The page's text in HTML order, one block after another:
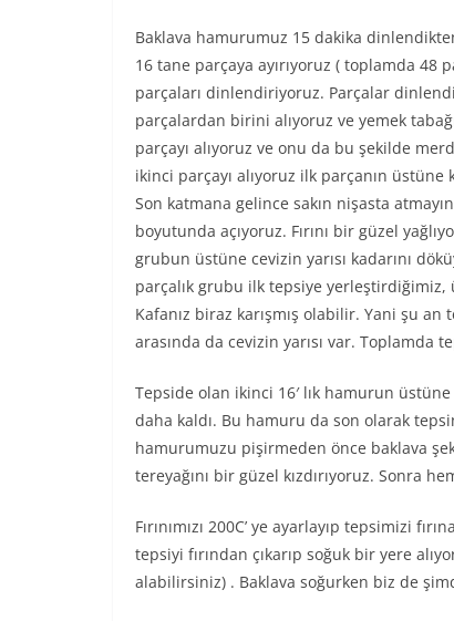
Baklava hamurumuz 15 dakika
16 tane parçaya ayırıyoruz ( toplamda
parçaları dinlendiriyoruz. Parçalar
parçalardan birini alıyoruz ve yemek
parçayı alıyoruz ve onu da bu şekilde
ikinci parçayı alıyoruz ilk parçanın
Son katmana gelince sakın nişasta
boyutunda açıyoruz. Fırını bir güzel
grubun üstüne cevizin yarısı kadarını
parçalık grubu ilk tepsiye
Kafanız biraz karışmış olabilir. Yani şu
arasında da cevizin yarısı var.
Tepside olan ikinci 16′ lık hamurun
daha kaldı. Bu hamuru da son olarak
hamurumuzu pişirmeden önce baklava
tereyağını bir güzel kızdırıyoruz. Sonra
Fırınımızı 200C’ ye ayarlayıp tepsimizi
tepsiyi fırından çıkarıp soğuk bir yere
alabilirsiniz) . Baklava soğurken biz de